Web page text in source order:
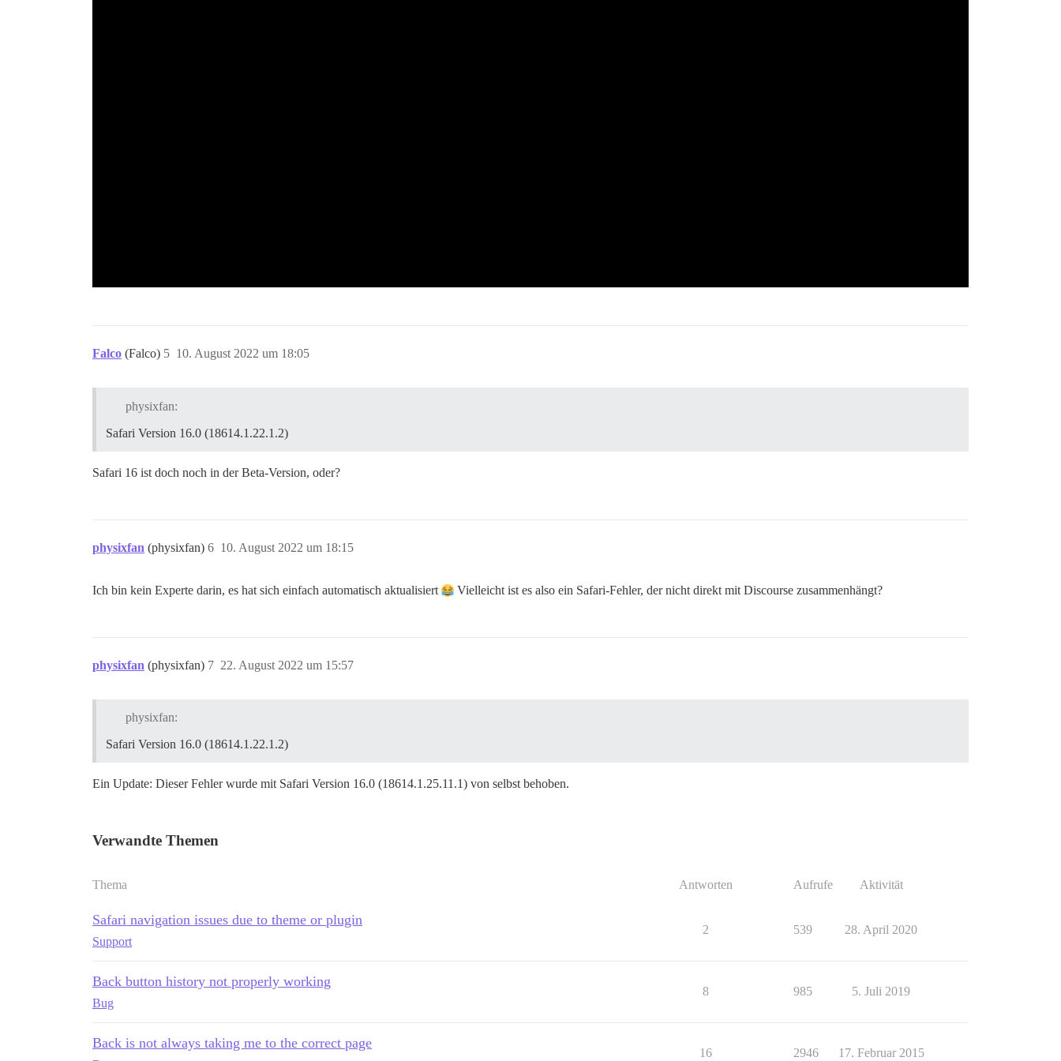
Falco (Falco) 10. August 2022 um 18:05
5
physixfan:
Safari Version 16.0 (18614.1.22.1.2)
Safari 16 ist doch noch in der Beta-Version, oder?
physixfan (physixfan) 10. August 2022 um 18:15
6
Ich bin kein Experte darin, es hat sich einfach automatisch aktualisiert Vielleicht ist es also ein Safari-Fehler, der nicht direkt mit Discourse zusammenhängt?
physixfan (physixfan) 22. August 2022 um 15:57
7
physixfan:
Safari Version 16.0 (18614.1.22.1.2)
Ein Update: Dieser Fehler wurde mit Safari Version 16.0 (18614.1.25.11.1) von selbst behoben.
Verwandte Themen
Thema Antworten Aufrufe Aktivität
Safari navigation issues due to theme or plugin
Support
2 539 28. April 2020
Back button history not properly working
Bug
8 985 5. Juli 2019
Back is not always taking me to the correct page
16 2946 17. Februar 2015